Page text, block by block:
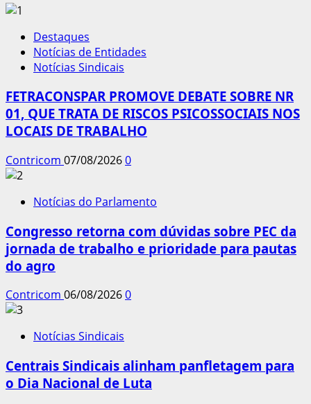
Destaques
Notícias de Entidades
Notícias Sindicais
FETRACONSPAR PROMOVE DEBATE SOBRE NR
01, QUE TRATA DE RISCOS PSICOSSOCIAIS NOS
LOCAIS DE TRABALHO
Contricom 07/08/20260
Notícias do Parlamento
Congresso retorna com dúvidas sobre PEC da
jornada de trabalho e prioridade para pautas
do agro
Contricom 06/08/20260
Notícias Sindicais
Centrais Sindicais alinham panfletagem para
o Dia Nacional de Luta